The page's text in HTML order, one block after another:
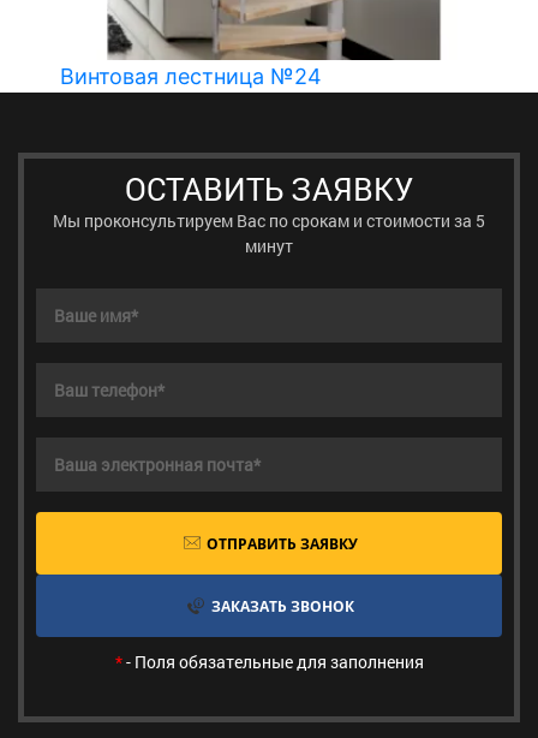
Винтовая лестница №24
ОСТАВИТЬ ЗАЯВКУ
Мы проконсультируем Вас по срокам и стоимости за 5
минут
ОТПРАВИТЬ ЗАЯВКУ
ЗАКАЗАТЬ ЗВОНОК
*- Поля обязательные для заполнения